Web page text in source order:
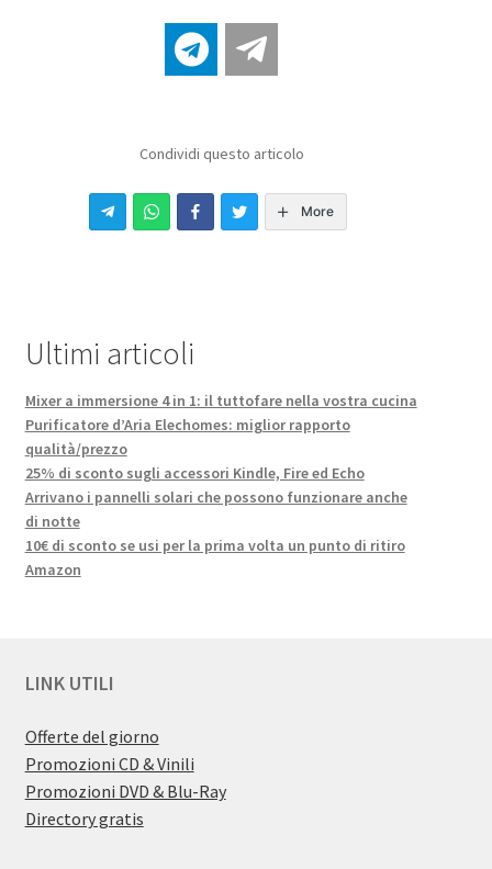
Condividi questo articolo
More
Ultimi articoli
Mixer a immersione 4 in 1: il tuttofare nella vostra cucina
Purificatore d’Aria Elechomes: miglior rapporto
qualità/prezzo
25% di sconto sugli accessori Kindle, Fire ed Echo
Arrivano i pannelli solari che possono funzionare anche
di notte
10€ di sconto se usi per la prima volta un punto di ritiro
Amazon
LINK UTILI
Offerte del giorno
Promozioni CD & Vinili
Promozioni DVD & Blu-Ray
Directory gratis